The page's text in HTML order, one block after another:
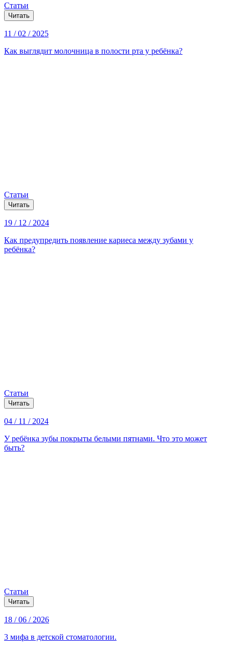
Статьи
Читать
11 / 02 / 2025
Как выглядит молочница в полости рта у ребёнка?
Статьи
Читать
19 / 12 / 2024
Как предупредить появление кариеса между зубами у
ребёнка?
Статьи
Читать
04 / 11 / 2024
У ребёнка зубы покрыты белыми пятнами. Что это может
быть?
Статьи
Читать
18 / 06 / 2026
3 мифа в детской стоматологии.